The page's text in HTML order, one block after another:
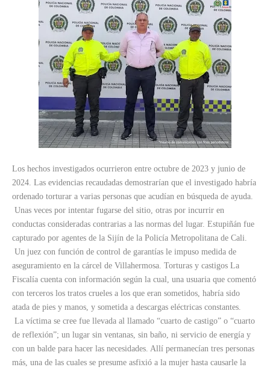
Los hechos investigados ocurrieron entre octubre de 2023 y junio de
2024. Las evidencias recaudadas demostrarían que el investigado habría
ordenado torturar a varias personas que acudían en búsqueda de ayuda.
Unas veces por intentar fugarse del sitio, otras por incurrir en
conductas consideradas contrarias a las normas del lugar. Estupiñán fue
capturado por agentes de la Sijín de la Policía Metropolitana de Cali.
Un juez con función de control de garantías le impuso medida de
aseguramiento en la cárcel de Villahermosa. Torturas y castigos La
Fiscalía cuenta con información según la cual, una usuaria que comentó
con terceros los tratos crueles a los que eran sometidos, habría sido
atada de pies y manos, y sometida a descargas eléctricas constantes.
La víctima se cree fue llevada al llamado “cuarto de castigo” o “cuarto
de reflexión”; un lugar sin ventanas, sin baño, ni servicio de energía y
con un balde para hacer las necesidades. Allí permanecían tres personas
más, una de las cuales se presume asfixió a la mujer hasta causarle la